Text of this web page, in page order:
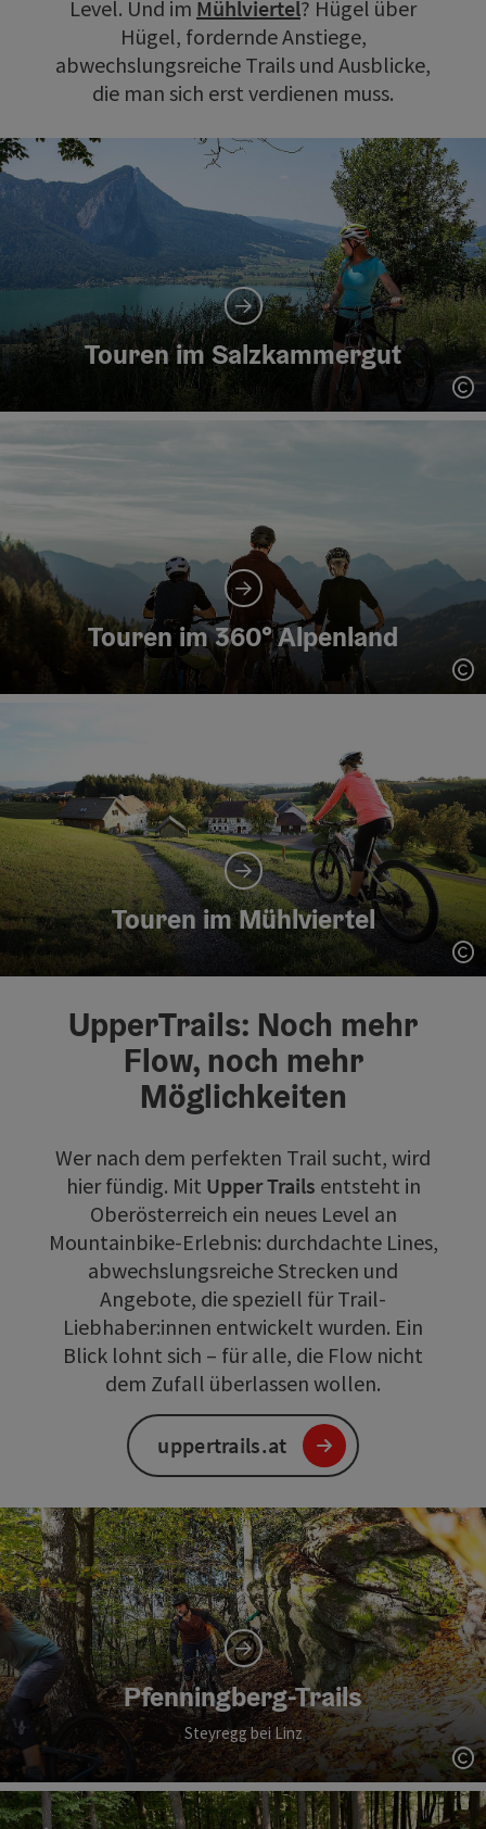
Level. Und im Mühlviertel? Hügel über
Hügel, fordernde Anstiege,
abwechslungsreiche Trails und Ausblicke,
die man sich erst verdienen muss.
Touren im Salzkammergut
Touren im 360° Alpenland
Touren im Mühlviertel
UpperTrails: Noch mehr
Flow, noch mehr
Möglichkeiten
Wer nach dem perfekten Trail sucht, wird
hier fündig. Mit Upper Trails entsteht in
Oberösterreich ein neues Level an
Mountainbike-Erlebnis: durchdachte Lines,
abwechslungsreiche Strecken und
Angebote, die speziell für Trail-
Liebhaber:innen entwickelt wurden. Ein
Blick lohnt sich – für alle, die Flow nicht
dem Zufall überlassen wollen.
uppertrails.at
Pfenningberg-Trails
Steyregg bei Linz